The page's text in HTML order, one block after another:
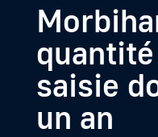
saisie
un an